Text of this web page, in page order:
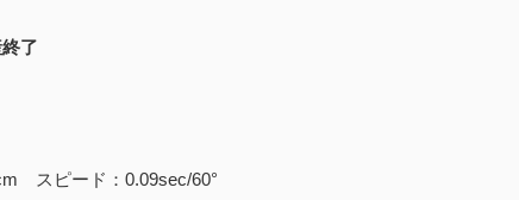
了
スピード：0.09sec/60°